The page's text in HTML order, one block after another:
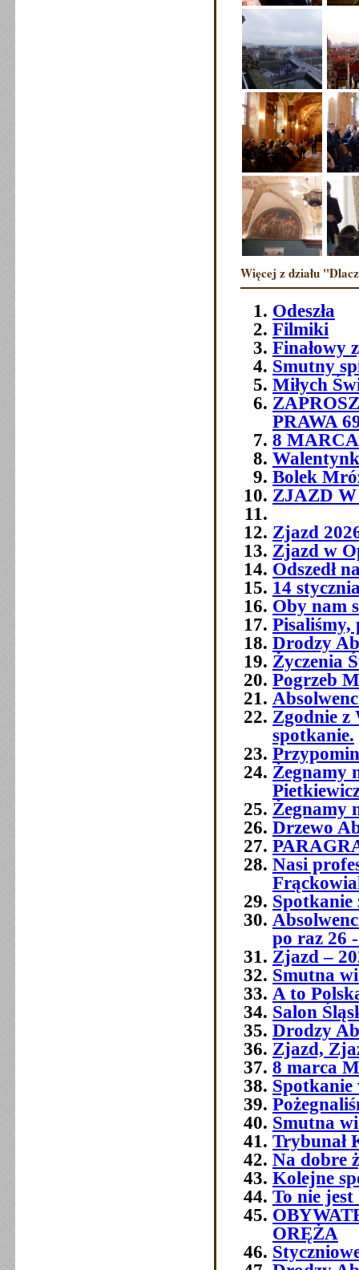
Więcej z działu
Odeszła
Filmiki
Finałowy
Smutny
Miłych
PRAWA
8
Bolek
ZJAZD W
Zjazd
Zjazd w
Odszedł
14
Oby nam
Pisaliśmy,
Drodzy
Życzenia
Pogrzeb
Zgodnie z
spotkanie.
Żegnamy
Żegnamy
Drzewo
Nasi
Spotkanie
po raz 26
Zjazd –
Smutna
A to
Salon
Drodzy
Zjazd,
8 marca
Spotkanie
Smutna
Trybunał
Na dobre
Kolejne
To nie
ORĘŻA